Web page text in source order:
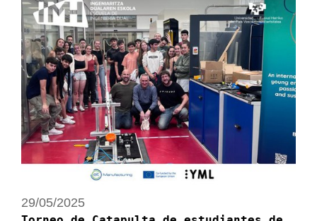
29/05/2025